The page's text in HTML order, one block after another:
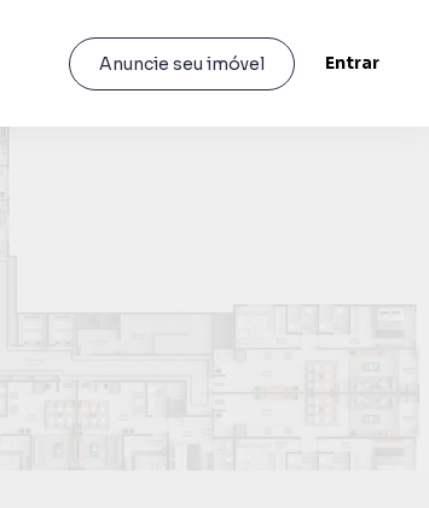
Anuncie seu imóvel Entrar